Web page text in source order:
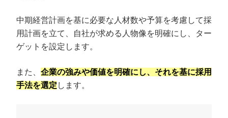
中期経営計画を基に必要な人材数や予算を考慮して採
用計画を立て、自社が求める人物像を明確にし、ター
ゲットを設定します。
また、 企業の強みや価値を明確にし、それを基に採用
手法を選定 します。